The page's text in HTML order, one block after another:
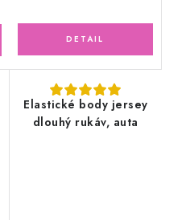
Elastické body jersey
dlouhý rukáv, auta